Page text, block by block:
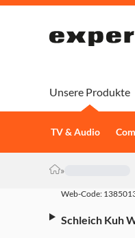
Unsere Produkte
TV & Audio
»
Web-Code:
Schleich Kuh